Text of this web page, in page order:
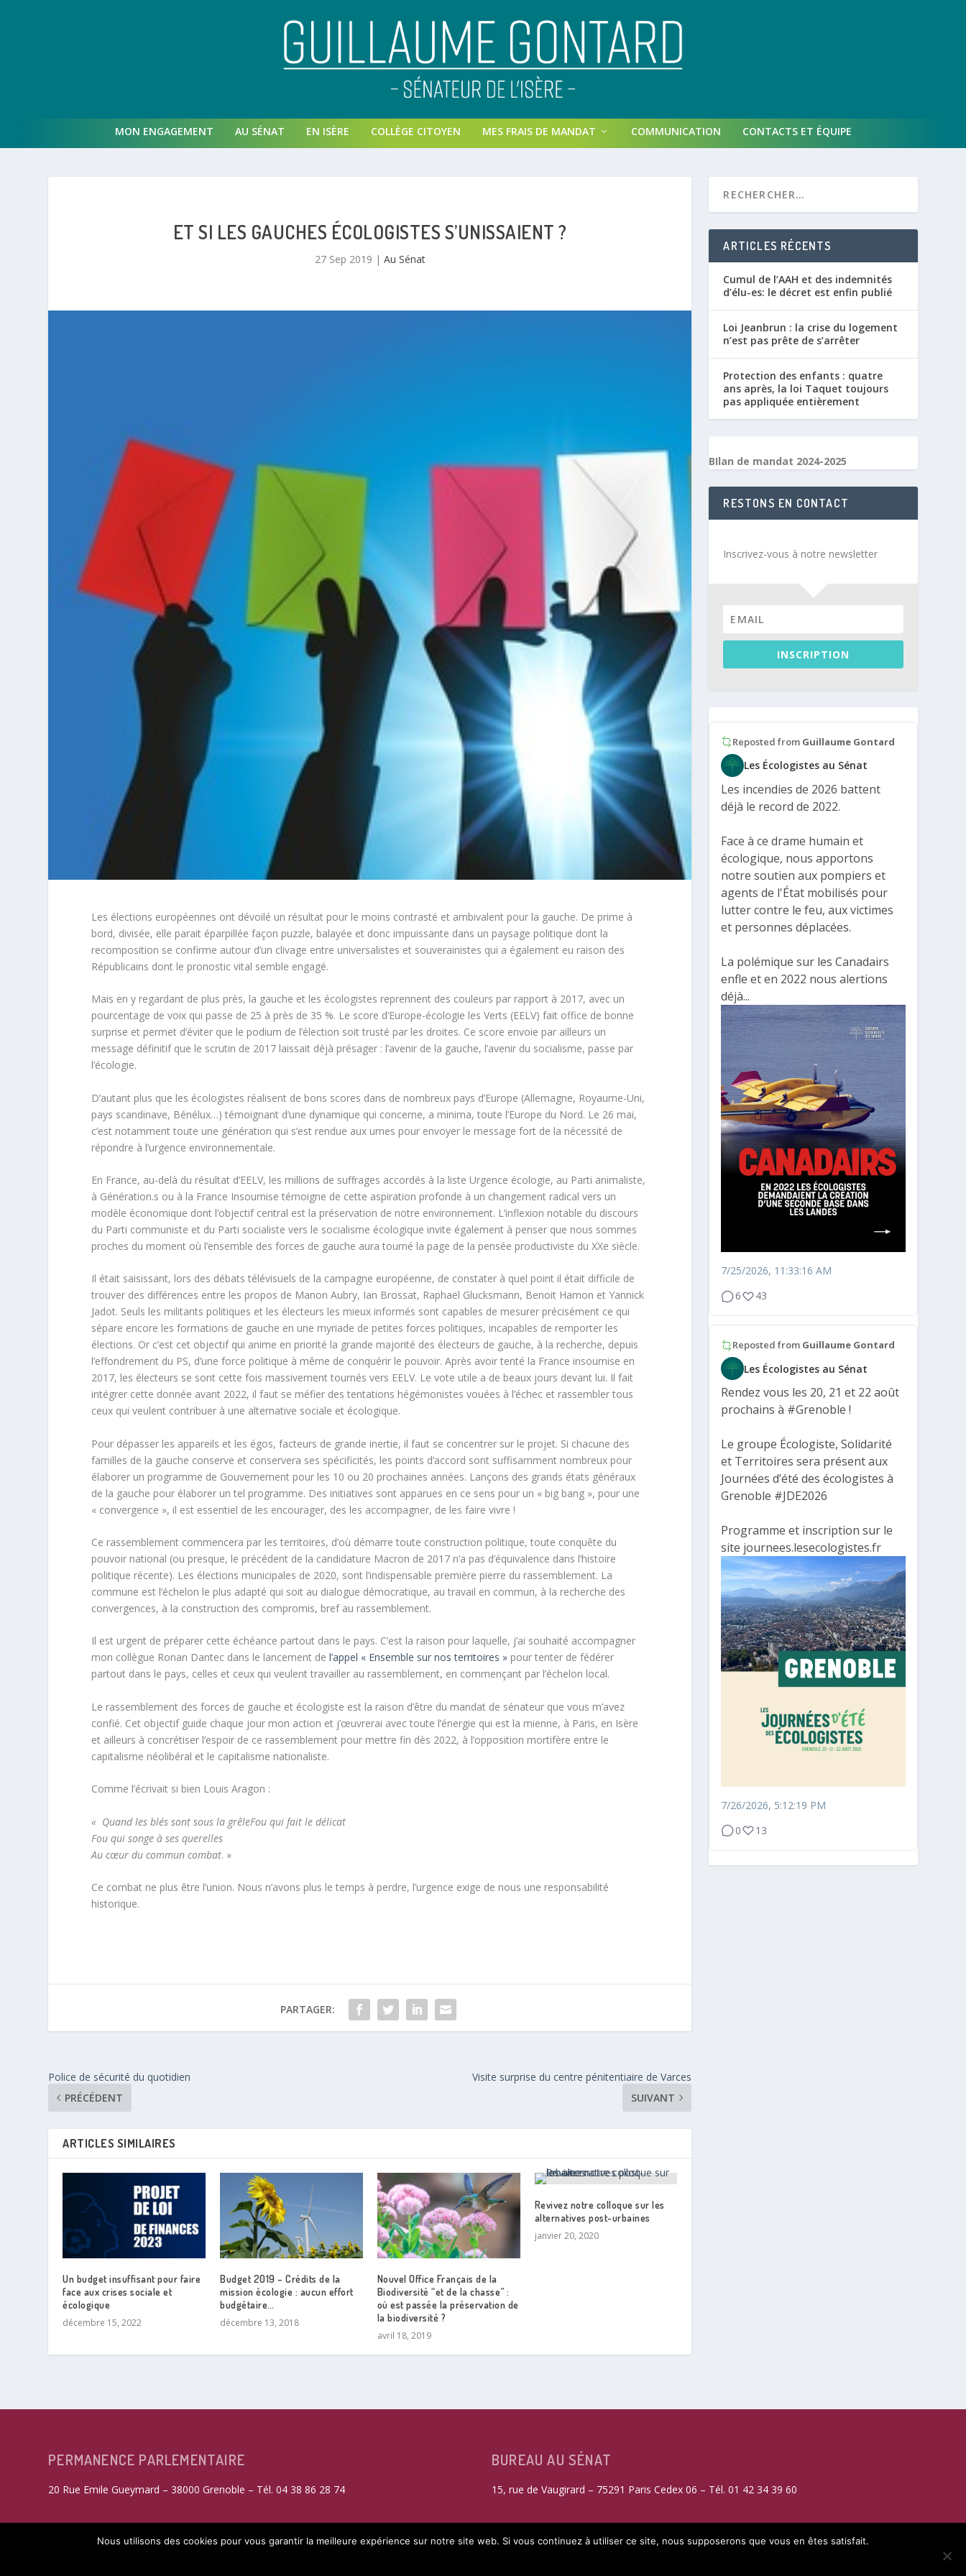
MON ENGAGEMENT AU SÉNAT EN ISÈRE COLLÈGE CITOYEN MES FRAIS DE MANDAT COMMUNICATION CONTACTS ET ÉQUIPE
ET SI LES GAUCHES ÉCOLOGISTES S’UNISSAIENT ?
27 Sep 2019 | Au Sénat
Les élections européennes ont dévoilé un résultat pour le moins contrasté et ambivalent pour la gauche. De prime à
bord, divisée, elle parait éparpillée façon puzzle, balayée et donc impuissante dans un paysage politique dont la
recomposition se confirme autour d’un clivage entre universalistes et souverainistes qui a également eu raison des
Républicains dont le pronostic vital semble engagé.
Mais en y regardant de plus près, la gauche et les écologistes reprennent des couleurs par rapport à 2017, avec un
pourcentage de voix qui passe de 25 à près de 35 %. Le score d’Europe-écologie les Verts (EELV) fait office de bonne
surprise et permet d’éviter que le podium de l’élection soit trusté par les droites. Ce score envoie par ailleurs un
message définitif que le scrutin de 2017 laissait déjà présager : l’avenir de la gauche, l’avenir du socialisme, passe par
l’écologie.
D’autant plus que les écologistes réalisent de bons scores dans de nombreux pays d’Europe (Allemagne, Royaume-Uni,
pays scandinave, Bénélux…) témoignant d’une dynamique qui concerne, a minima, toute l’Europe du Nord. Le 26 mai,
c’est notamment toute une génération qui s’est rendue aux urnes pour envoyer le message fort de la nécessité de
répondre à l’urgence environnementale.
En France, au-delà du résultat d’EELV, les millions de suffrages accordés à la liste Urgence écologie, au Parti animaliste,
à Génération.s ou à la France Insoumise témoigne de cette aspiration profonde à un changement radical vers un
modèle économique dont l’objectif central est la préservation de notre environnement. L’inflexion notable du discours
du Parti communiste et du Parti socialiste vers le socialisme écologique invite également à penser que nous sommes
proches du moment où l’ensemble des forces de gauche aura tourné la page de la pensée productiviste du XXe siècle.
Il était saisissant, lors des débats télévisuels de la campagne européenne, de constater à quel point il était difficile de
trouver des différences entre les propos de Manon Aubry, Ian Brossat, Raphaël Glucksmann, Benoit Hamon et Yannick
Jadot. Seuls les militants politiques et les électeurs les mieux informés sont capables de mesurer précisément ce qui
sépare encore les formations de gauche en une myriade de petites forces politiques, incapables de remporter les
élections. Or c’est cet objectif qui anime en priorité la grande majorité des électeurs de gauche, à la recherche, depuis
l’effondrement du PS, d’une force politique à même de conquérir le pouvoir. Après avoir tenté la France insoumise en
2017, les électeurs se sont cette fois massivement tournés vers EELV. Le vote utile a de beaux jours devant lui. Il fait
intégrer cette donnée avant 2022, il faut se méfier des tentations hégémonistes vouées à l’échec et rassembler tous
ceux qui veulent contribuer à une alternative sociale et écologique.
Pour dépasser les appareils et les égos, facteurs de grande inertie, il faut se concentrer sur le projet. Si chacune des
familles de la gauche conserve et conservera ses spécificités, les points d’accord sont suffisamment nombreux pour
élaborer un programme de Gouvernement pour les 10 ou 20 prochaines années. Lançons des grands états généraux
de la gauche pour élaborer un tel programme. Des initiatives sont apparues en ce sens pour un « big bang », pour une
« convergence », il est essentiel de les encourager, des les accompagner, de les faire vivre !
Ce rassemblement commencera par les territoires, d’où démarre toute construction politique, toute conquête du
pouvoir national (ou presque, le précédent de la candidature Macron de 2017 n’a pas d’équivalence dans l’histoire
politique récente). Les élections municipales de 2020, sont l’indispensable première pierre du rassemblement. La
commune est l’échelon le plus adapté qui soit au dialogue démocratique, au travail en commun, à la recherche des
convergences, à la construction des compromis, bref au rassemblement.
Il est urgent de préparer cette échéance partout dans le pays. C’est la raison pour laquelle, j’ai souhaité accompagner
mon collègue Ronan Dantec dans le lancement del’appel « Ensemble sur nos territoires » pour tenter de fédérer
partout dans le pays, celles et ceux qui veulent travailler au rassemblement, en commençant par l’échelon local.
Le rassemblement des forces de gauche et écologiste est la raison d’être du mandat de sénateur que vous m’avez
confié. Cet objectif guide chaque jour mon action et j’œuvrerai avec toute l’énergie qui est la mienne, à Paris, en Isère
et ailleurs à concrétiser l’espoir de ce rassemblement pour mettre fin dès 2022, à l’opposition mortifère entre le
capitalisme néolibéral et le capitalisme nationaliste.
Comme l’écrivait si bien Louis Aragon :
« Quand les blés sont sous la grêleFou qui fait le délicat
Fou qui songe à ses querelles
Au cœur du commun combat. »
Ce combat ne plus être l’union. Nous n’avons plus le temps à perdre, l’urgence exige de nous une responsabilité
historique.
PARTAGER:
Police de sécurité du quotidien
PRÉCÉDENT
Visite surprise du centre pénitentiaire de Varces
SUIVANT
ARTICLES SIMILAIRES
Un budget insuffisant pour faire
face aux crises sociale et
écologique
décembre 15, 2022
Budget 2019 – Crédits de la
mission écologie : aucun effort
budgétaire…
décembre 13, 2018
Nouvel Office Français de la
Biodiversité “et de la chasse” :
où est passée la préservation de
la biodiversité ?
avril 18, 2019
Revivez notre colloque sur les
alternatives post-urbaines
janvier 20, 2020
ARTICLES RÉCENTS
Cumul de l’AAH et des indemnités
d’élu-es: le décret est enfin publié
Loi Jeanbrun : la crise du logement
n’est pas prête de s’arrêter
Protection des enfants : quatre
ans après, la loi Taquet toujours
pas appliquée entièrement
BIlan de mandat 2024-2025
RESTONS EN CONTACT
Inscrivez-vous à notre newsletter
INSCRIPTION
Reposted from Guillaume Gontard
Les Écologistes au Sénat
Les incendies de 2026 battent
déjà le record de 2022.
Face à ce drame humain et
écologique, nous apportons
notre soutien aux pompiers et
agents de l'État mobilisés pour
lutter contre le feu, aux victimes
et personnes déplacées.
La polémique sur les Canadairs
enfle et en 2022 nous alertions
déjà...
7/25/2026, 11:33:16 AM
6
43
Reposted from Guillaume Gontard
Les Écologistes au Sénat
Rendez vous les 20, 21 et 22 août
prochains à #Grenoble !
Le groupe Écologiste, Solidarité
et Territoires sera présent aux
Journées d’été des écologistes à
Grenoble #JDE2026
Programme et inscription sur le
site journees.lesecologistes.fr
7/26/2026, 5:12:19 PM
0
13
PERMANENCE PARLEMENTAIRE
20 Rue Emile Gueymard – 38000 Grenoble – Tél. 04 38 86 28 74
BUREAU AU SÉNAT
15, rue de Vaugirard – 75291 Paris Cedex 06 – Tél. 01 42 34 39 60
Nous utilisons des cookies pour vous garantir la meilleure expérience sur notre site web. Si vous continuez à utiliser ce site, nous supposerons que vous en êtes satisfait.